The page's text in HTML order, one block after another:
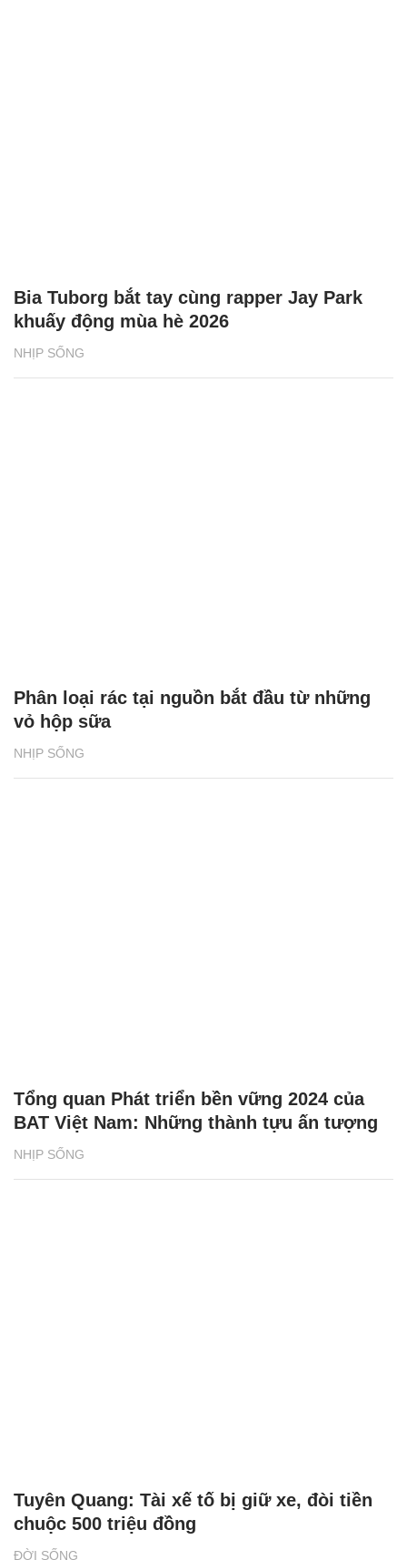
NHỊP SỐNG
Bia Tuborg bắt tay cùng rapper Jay Park
khuấy động mùa hè 2026
NHỊP SỐNG
Phân loại rác tại nguồn bắt đầu từ những
vỏ hộp sữa
NHỊP SỐNG
Tổng quan Phát triển bền vững 2024 của
BAT Việt Nam: Những thành tựu ấn tượng
ĐỜI SỐNG
Tuyên Quang: Tài xế tố bị giữ xe, đòi tiền
chuộc 500 triệu đồng